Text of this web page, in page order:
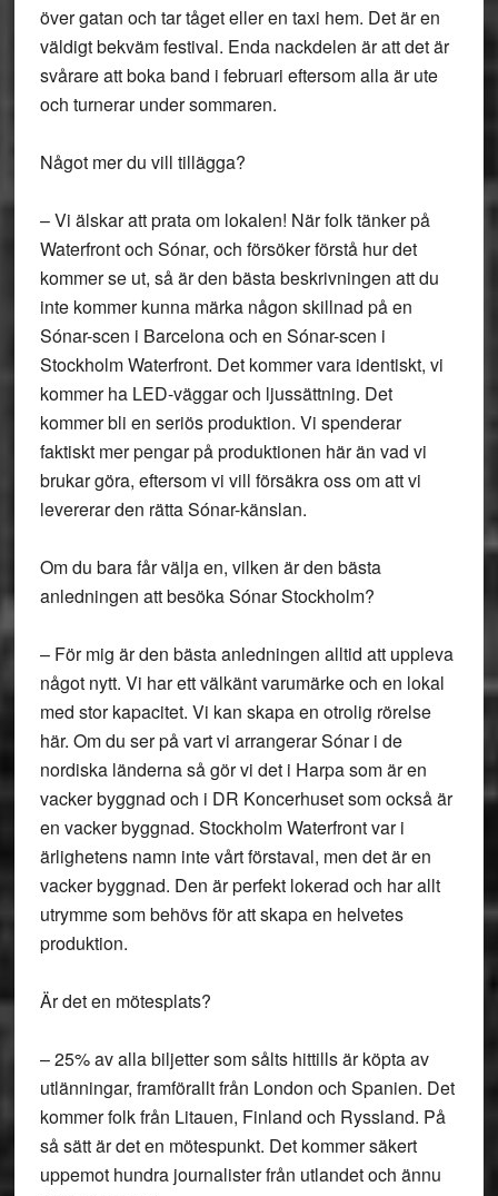
över gatan och tar tåget eller en taxi hem. Det är en
väldigt bekväm festival. Enda nackdelen är att det är
svårare att boka band i februari eftersom alla är ute
och turnerar under sommaren.
Något mer du vill tillägga?
– Vi älskar att prata om lokalen! När folk tänker på
Waterfront och Sónar, och försöker förstå hur det
kommer se ut, så är den bästa beskrivningen att du
inte kommer kunna märka någon skillnad på en
Sónar-scen i Barcelona och en Sónar-scen i
Stockholm Waterfront. Det kommer vara identiskt, vi
kommer ha LED-väggar och ljussättning. Det
kommer bli en seriös produktion. Vi spenderar
faktiskt mer pengar på produktionen här än vad vi
brukar göra, eftersom vi vill försäkra oss om att vi
levererar den rätta Sónar-känslan.
Om du bara får välja en, vilken är den bästa
anledningen att besöka Sónar Stockholm?
– För mig är den bästa anledningen alltid att uppleva
något nytt. Vi har ett välkänt varumärke och en lokal
med stor kapacitet. Vi kan skapa en otrolig rörelse
här. Om du ser på vart vi arrangerar Sónar i de
nordiska länderna så gör vi det i Harpa som är en
vacker byggnad och i DR Koncerhuset som också är
en vacker byggnad. Stockholm Waterfront var i
ärlighetens namn inte vårt förstaval, men det är en
vacker byggnad. Den är perfekt lokerad och har allt
utrymme som behövs för att skapa en helvetes
produktion.
Är det en mötesplats?
– 25% av alla biljetter som sålts hittills är köpta av
utlänningar, framförallt från London och Spanien. Det
kommer folk från Litauen, Finland och Ryssland. På
så sätt är det en mötespunkt. Det kommer säkert
uppemot hundra journalister från utlandet och ännu